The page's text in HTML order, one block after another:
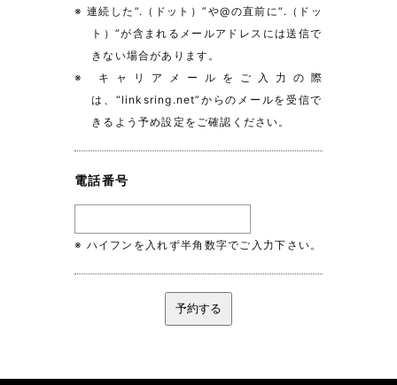
※ 連続した“.（ドット）”や@の直前に“.（ドッ
ト）”が含まれるメールアドレスには送信で
きない場合があります。
※ キャリアメールをご入力の際
は、“linksring.net”からのメールを受信で
きるよう予め設定をご確認ください。
電話番号
※ ハイフンを入れず半角数字でご入力下さい。